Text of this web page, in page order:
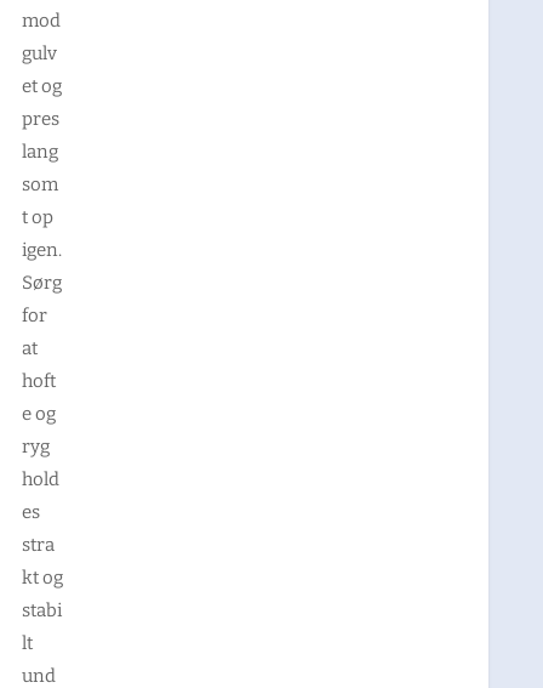
mod
gulv
et og
pres
lang
som
t op
igen.
Sørg
for
at
hoft
e og
ryg
hold
es
stra
kt og
stabi
lt
und